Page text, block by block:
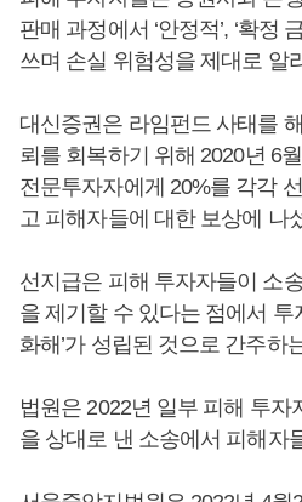
판매 과정에서 ‘안정적’, ‘확정
쓰며 손실 위험성을 제대로 알
대신증권은 라임펀드 사태를
뢰를 회복하기 위해 2020년 6
전문투자자에게 20%를 각각
고 피해자들에 대한 보상에 나
선지급은 피해 투자자들이 소
을 제기할 수 있다는 점에서 투
화해’가 성립된 것으로 간주하
법원은 2022년 일부 피해 투자
을 상대로 낸 소송에서 피해자